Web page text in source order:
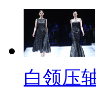
白领压